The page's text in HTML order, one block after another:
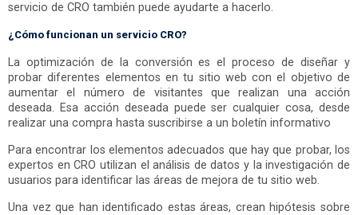
servicio de CRO también puede ayudarte a hacerlo.
¿Cómo funcionan un servicio CRO?
La optimización de la conversión es el proceso de diseñar y
probar diferentes elementos en tu sitio web con el objetivo de
aumentar el número de visitantes que realizan una acción
deseada. Esa acción deseada puede ser cualquier cosa, desde
realizar una compra hasta suscribirse a un boletín informativo
Para encontrar los elementos adecuados que hay que probar, los
expertos en CRO utilizan el análisis de datos y la investigación de
usuarios para identificar las áreas de mejora de tu sitio web.
Una vez que han identificado estas áreas, crean hipótesis sobre